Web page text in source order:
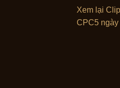
Xem lại
CPC5